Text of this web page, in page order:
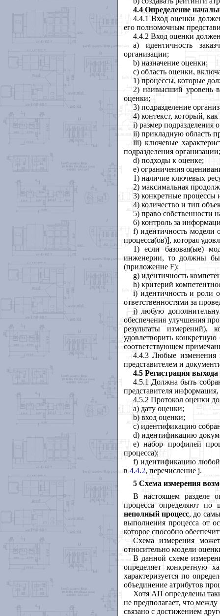
4.4 Определение
4.4.1 Вход оценки
его полномочным
4.4.2 Вход оценки
a) идентичность
организации;
b) назначение оценки;
c) область оценки,
1) процессы, которые
2) наивысший уровень
оценки;
3) подразделение
4) контекст, который, как
i) размер подразделения
ii) прикладную область
iii) ключевые
подразделения организации;
d) подходы к оценке;
е) ограничения
1) наличие ключевых
2) максимальная
3) конкретные процессы
4) количество и тип
5) право собственности
6) контроль за
f)идентичность модели
процесса(ов)], которая
1)если базовая(ые)
инженерии,то должны
(приложение F);
g)идентичность
h) критерий
i)идентичность и роли
ответственностями за
j)любую
обеспечения улучшения
результаты
измерений),
удовлетворить конкретную
соответствующем
4.4.3Любые изменения
представителем и
4.5 Регистрация выхода
4.5.1 Должна быть
представителя информация,
4.5.2 Протокол оценки
a) дату оценки;
b) вход оценки;
c) идентификацию
d) идентификацию
e) набор профилей
процесса);
f) идентификацию любой
в 4.4.2,перечисление j.
5 Схема измерения
В
настоящем разделе
процесса
определяют по
неполный процесс, до
выполнения процесса от
которое способно
Схема
измерения может
относительно модели
В данной схеме
определяет
конкретную
характеризуется по
объединение атрибутов
Хотя АП определены
не предполагает, что между
связано с достижением